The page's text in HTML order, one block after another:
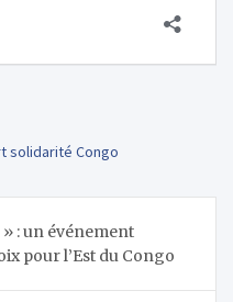
solidarité Congo
: un événement
pour l’Est du Congo